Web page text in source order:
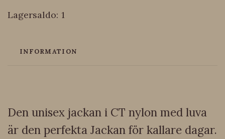
Lagersaldo: 1
INFORMATION
Den unisex jackan i CT nylon med luva
är den perfekta Jackan för kallare dagar.